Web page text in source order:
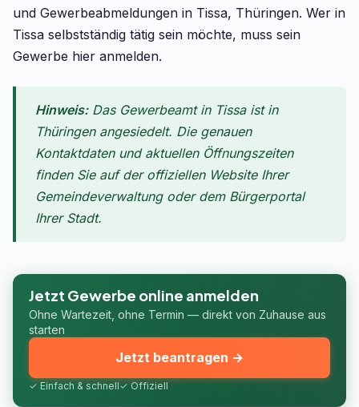
und Gewerbeabmeldungen in Tissa, Thüringen. Wer in
Tissa selbstständig tätig sein möchte, muss sein
Gewerbe hier anmelden.
Hinweis:Das Gewerbeamt in Tissa ist in
Thüringen angesiedelt. Die genauen
Kontaktdaten und aktuellen Öffnungszeiten
finden Sie auf der offiziellen Website Ihrer
Gemeindeverwaltung oder dem Bürgerportal
Ihrer Stadt.
Jetzt Gewerbe online anmelden
Ohne Wartezeit, ohne Termin — direkt von Zuhause aus
starten
✓ Einfach & schnell✓ Offiziell
Jetzt beantragen →